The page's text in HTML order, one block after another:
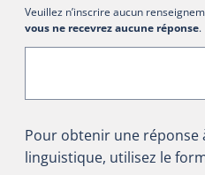
Veuillez n’inscrire aucun
vous ne recevrez aucune réponse.
Pour obtenir une
linguistique, utilisez le